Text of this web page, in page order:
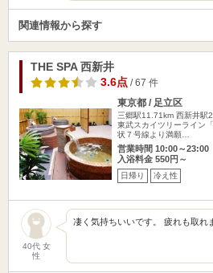
関連情報から探す
THE SPA 西新井
3.6点/ 67 件
東京都 / 足立区
三郷駅11.71km 西新井駅
東武スカイツリーライン
状７号線より満願…
営業時間 10:00～23:00
入浴料金 550円～
日帰り 冷え性
40代 女
性
凄く気持ちいいです。 疲れも取れ